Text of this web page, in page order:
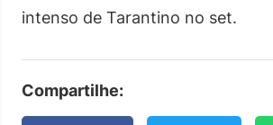
intenso de Tarantino no set.
Compartilhe: